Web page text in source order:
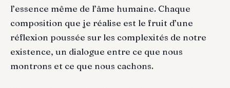
l’essence même de l’âme humaine. Chaque
composition que je réalise est le fruit d’une
réflexion poussée sur les complexités de notre
existence, un dialogue entre ce que nous
montrons et ce que nous cachons.